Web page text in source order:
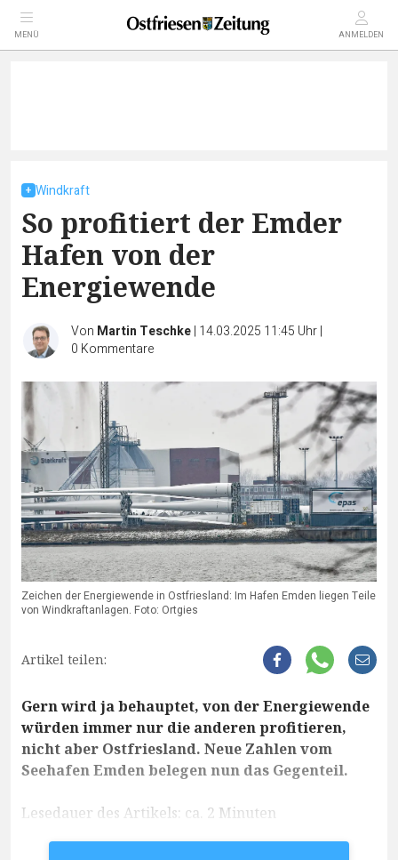
MENÜ ANMELDEN
Windkraft
So profitiert der Emder
Hafen von der
Energiewende
Von Martin Teschke| 14.03.2025 11:45 Uhr|
0 Kommentare
Zeichen der Energiewende in Ostfriesland: Im Hafen Emden liegen Teile
von Windkraftanlagen. Foto: Ortgies
Artikel teilen:
Gern wird ja behauptet, von der Energiewende
würden immer nur die anderen profitieren,
nicht aber Ostfriesland. Neue Zahlen vom
Seehafen Emden belegen nun das Gegenteil.
Lesedauer des Artikels: ca. 2 Minuten